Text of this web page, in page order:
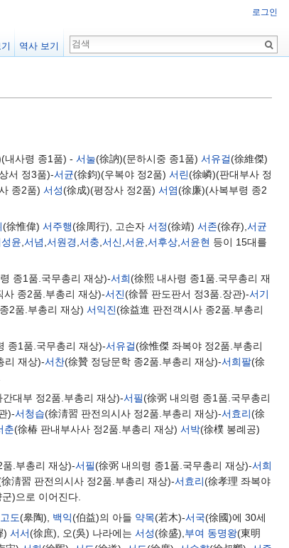
내사령 종1품) - 서눌(徐訥)(문하시중 종1품) 서유걸(徐維傑)
서 정3품)-서균(徐鈞)(우복야 정2품) 서린(徐嶙)(판대부사 정
종2품) 서성(徐成)(평장사 정2품) 서염(徐廉)(사복부령 종2
(徐惟偉) 서주행(徐周行), 고손자 서정(徐靖) 서존(徐存),서균
윤,서념,서원경,서충,서신,서윤,서후상,서윤현 등이 15대를
종1품.국무총리 재상)-서희(徐熙 내사령 종1품.국무총리 재
사 종2품.부총리 재상)-서진(徐晉 판도판서 정3품.장관)-서기
2품.부총리 재상) 서익진(徐益進 판전객시사 종2품.부총리
종1품.국무총리 재상)-서유걸(徐惟傑 좌복야 정2품.부총리
리 재상)-서찬(徐贊 정당문학 종2품.부총리 재상)-서희팔(徐
간대부 정2품.부총리 재상)-서필(徐弼 내의령 종1품.국무총리
)-서청습(徐淸習 판전의시사 정2품.부총리 재상)-서효리(徐
춘(徐椿 판내부사사 정2품.부총리 재상) 서박(徐樸 봉례공)
.부총리 재상)-서필(徐弼 내의령 종1품.국무총리 재상)-서희
徐淸習 판전의시사 정2품.부총리 재상)-서효리(徐孝理 좌복야
)으로 이어진다.
고도(皋陶), 백익(伯益)의 아들 약목(若木)-서국(徐國)에 30세
) 서서(徐庶), 오(吳) 나라에는 서성(徐盛),부여 동명왕(東明
로그인
역사 보기